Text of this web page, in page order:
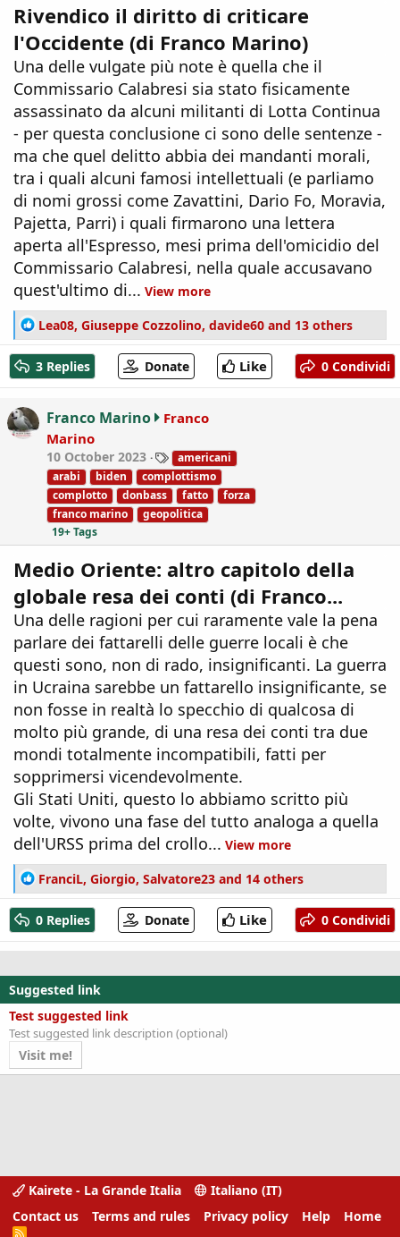
Rivendico il diritto di criticare
l'Occidente (di Franco Marino)
Una delle vulgate più note è quella che il
Commissario Calabresi sia stato fisicamente
assassinato da alcuni militanti di Lotta Continua
- per questa conclusione ci sono delle sentenze -
ma che quel delitto abbia dei mandanti morali,
tra i quali alcuni famosi intellettuali (e parliamo
di nomi grossi come Zavattini, Dario Fo, Moravia,
Pajetta, Parri) i quali firmarono una lettera
aperta all'Espresso, mesi prima dell'omicidio del
Commissario Calabresi, nella quale accusavano
quest'ultimo di... View more
R
e
a
c
t
o
Lea08, Giuseppe Cozzolino, davide60 and 13 others
3 Replies Donate Like 0 Condividi
Franco Marino
Franco
Marino
10 October 2023
T
a
g
americani
arabi
biden
complottismo
complotto
donbass fatto
forza
franco marino
geopolitica
19+ Tags
Medio Oriente: altro capitolo della
globale resa dei conti (di Franco...
Una delle ragioni per cui raramente vale la pena
parlare dei fattarelli delle guerre locali è che
questi sono, non di rado, insignificanti. La guerra
in Ucraina sarebbe un fattarello insignificante, se
non fosse in realtà lo specchio di qualcosa di
molto più grande, di una resa dei conti tra due
mondi totalmente incompatibili, fatti per
sopprimersi vicendevolmente.
Gli Stati Uniti, questo lo abbiamo scritto più
volte, vivono una fase del tutto analoga a quella
dell'URSS prima del crollo... View more
R
e
a
c
t
o
n
s
:
FranciL, Giorgio, Salvatore23 and 14 others
0 Replies Donate Like 0 Condividi
Suggested link
Test suggested link
Test suggested link description (optional)
Visit me!
Kairete - La Grande Italia
Italiano (IT)
Contact us
Terms and rules Privacy policy Help Home
R